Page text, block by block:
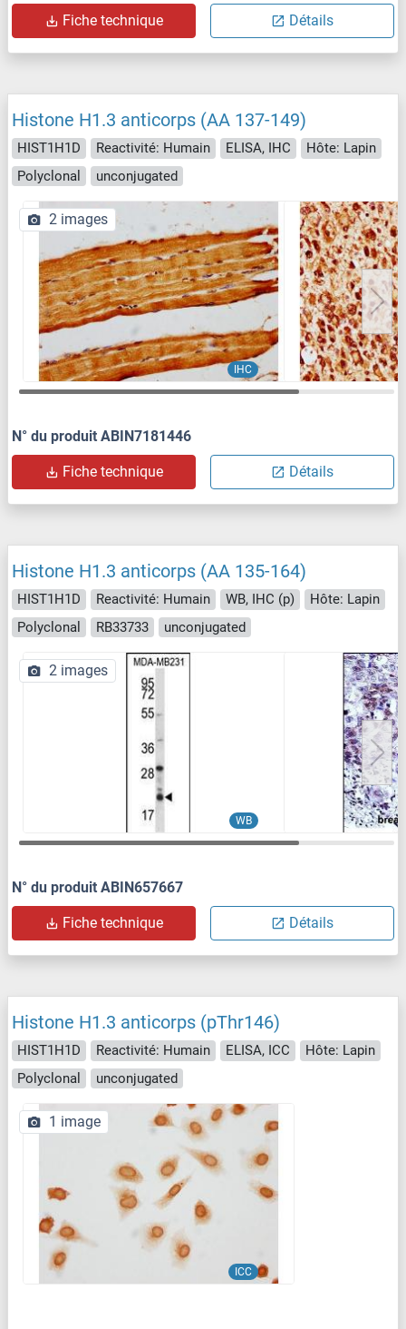
Fiche technique Détails
Histone H1.3 anticorps (AA 137-149)
HIST1H1D Reactivité: Humain ELISA, IHC
Hôte: Lapin
Polyclonal
unconjugated
IHC
2 images
N° du produit ABIN7181446
Fiche technique Détails
Histone H1.3 anticorps (AA 135-164)
HIST1H1D Reactivité: Humain WB, IHC (p)
Hôte: Lapin
Polyclonal
RB33733 unconjugated
WB
2 images
N° du produit ABIN657667
Fiche technique Détails
Histone H1.3 anticorps (pThr146)
HIST1H1D Reactivité: Humain ELISA, ICC
Hôte: Lapin
Polyclonal
unconjugated
ICC
1 image